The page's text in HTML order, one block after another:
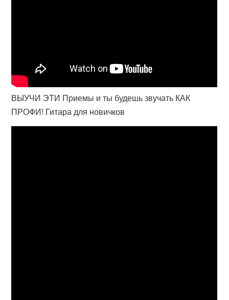
ВЫУЧИ ЭТИ Приемы и ты будешь звучать КАК
ПРОФИ! Гитара для новичков